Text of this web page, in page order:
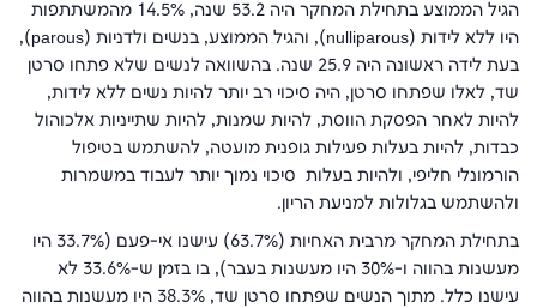
הגיל הממוצע בתחילת המחקר היה 53.2 שנה, 14.5% מהמשתתפות
היו ללא לידות (nulliparous), והגיל הממוצע, בנשים ולדניות (parous
),
בעת לידה ראשונה היה 25.9 שנה. בהשוואה לנשים שלא פתחו סרטן
שד, לאלו שפתחו סרטן, היה סיכוי רב יותר להיות נשים ללא לידות,
להיות לאחר הפסקת הווסת, להיות שמנות, להיות שתייניות אלכוהול
כבדות, להיות בעלות פעילות גופנית מועטה, להשתמש בטיפול
הורמונלי חליפי, ולהיות בעלות סיכוי נמוך יותר לעבוד במשמרות
ולהשתמש בגלולות למניעת הריון.
בתחילת המחקר מרבית האחיות (63.7%) עישנו אי-פעם (33.7% היו
מעשנות בהווה ו-30% היו מעשנות בעבר), בו בזמן ש-33.6% לא
עישנו כלל. מתוך הנשים שפתחו סרטן שד, 38.3% היו מעשנות בהווה